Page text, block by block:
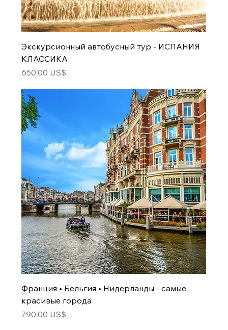
Экскурсионный автобусный тур - ИСПАНИЯ
КЛАССИКА
Цена
650,00 US$
Франция • Бельгия • Нидерланды - самые
красивые города
Цена
790,00 US$